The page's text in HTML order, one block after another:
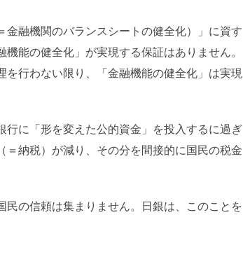
融機関のバランスシートの健全化）」に資す
能の健全化」が実現する保証はありません。
行わない限り、「金融機能の健全化」は実現
行に「形を変えた公的資金」を投入するに過ぎ
納税）が減り、その分を間接的に国民の税金
民の信頼は集まりません。日銀は、このことを